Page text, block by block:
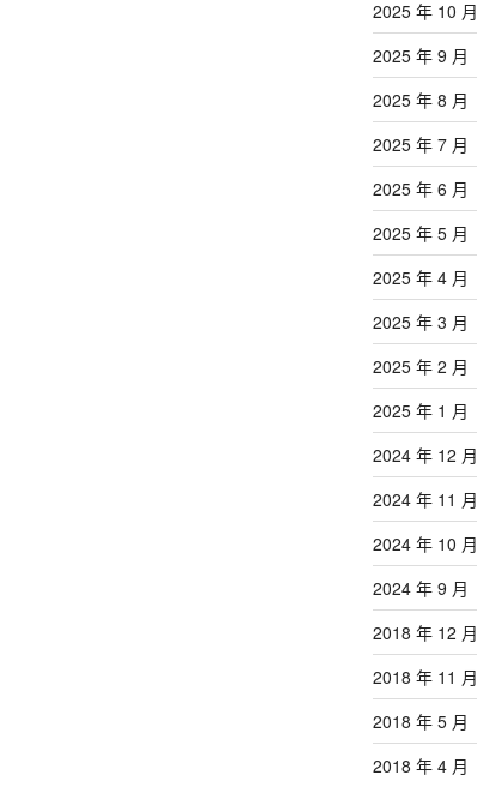
2025 年 10 月
2025 年 9 月
2025 年 8 月
2025 年 7 月
2025 年 6 月
2025 年 5 月
2025 年 4 月
2025 年 3 月
2025 年 2 月
2025 年 1 月
2024 年 12 月
2024 年 11 月
2024 年 10 月
2024 年 9 月
2018 年 12 月
2018 年 11 月
2018 年 5 月
2018 年 4 月